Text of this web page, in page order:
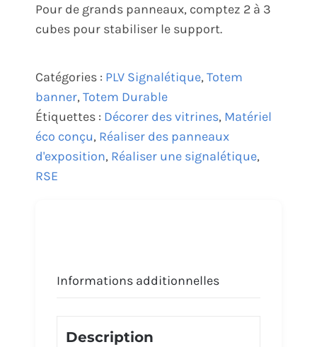
Pour de grands panneaux, comptez 2 à 3
cubes pour stabiliser le support.
Catégories : PLV Signalétique,Totem
banner,Totem Durable
Étiquettes : Décorer des vitrines, Matériel
éco conçu, Réaliser des panneaux
d'exposition, Réaliser une signalétique,
RSE
Informations additionnelles
Description